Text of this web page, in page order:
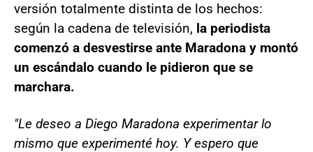
versión totalmente distinta de los hechos:
según la cadena de televisión, la periodista
comenzó a desvestirse ante Maradona y montó
un escándalo cuando le pidieron que se
marchara.
"Le deseo a Diego Maradona experimentar lo
mismo que experimenté hoy. Y espero que